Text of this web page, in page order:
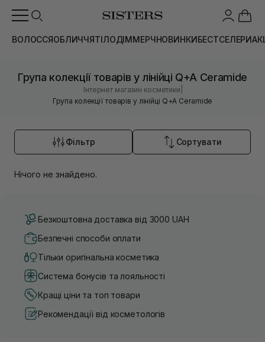
ВОЛОССЯОБЛИЧЧЯТІЛОДІММЕРЧНОВИНКИБЕСТСЕЛЕРИ
Група колекції товарів у лінійці Q+A Ceramide
Інтернет магазин косметики
Група колекції товарів у лінійці Q+A Ceramide
Фільтр Сортувати
Нічого не знайдено.
Безкоштовна доставка від 3000 UAH
Безпечні способи оплати
Тільки оригінальна косметика
Система бонусів та лояльності
Кращі ціни та топ товари
Рекомендації від косметологів